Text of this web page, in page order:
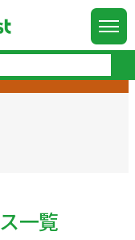
一覧